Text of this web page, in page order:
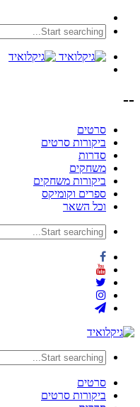
--
סרטים
ביקורות סרטים
סדרות
משחקים
ביקורות משחקים
ספרים וקומיקס
וכל השאר
סרטים
ביקורות סרטים